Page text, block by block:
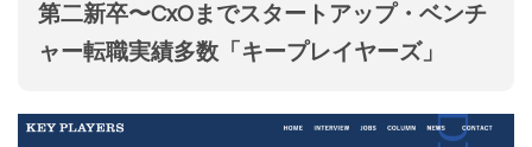
第二新卒〜CxOまでスタートアップ・ベンチ
ャー転職実績多数「キープレイヤーズ」